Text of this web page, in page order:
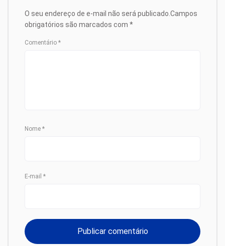
O seu endereço de e-mail não será publicado. Campos
obrigatórios são marcados com *
Comentário *
Nome *
E-mail *